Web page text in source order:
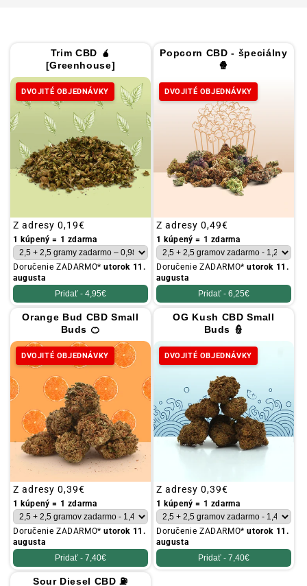
Trim CBD 🧉
[Greenhouse]
DVOJITÉ OBJEDNÁVKY
Obvyklá
cena
Z adresy 0,19€
1 kúpený = 1 zdarma
Doručenie ZADARMO*utorok 11.
augusta
Pridať - 4,95€
Popcorn CBD - špeciálny
🍿
DVOJITÉ OBJEDNÁVKY
Obvyklá
cena
Z adresy 0,49€
1 kúpený = 1 zdarma
Doručenie ZADARMO*utorok 11.
augusta
Pridať - 6,25€
Orange Bud CBD Small
Buds 🍊
DVOJITÉ OBJEDNÁVKY
Obvyklá
cena
Z adresy 0,39€
1 kúpený = 1 zdarma
Doručenie ZADARMO*utorok 11.
augusta
Pridať - 7,40€
OG Kush CBD Small
Buds 👮
DVOJITÉ OBJEDNÁVKY
Obvyklá
cena
Z adresy 0,39€
1 kúpený = 1 zdarma
Doručenie ZADARMO*utorok 11.
augusta
Pridať - 7,40€
Sour Diesel CBD ⛽